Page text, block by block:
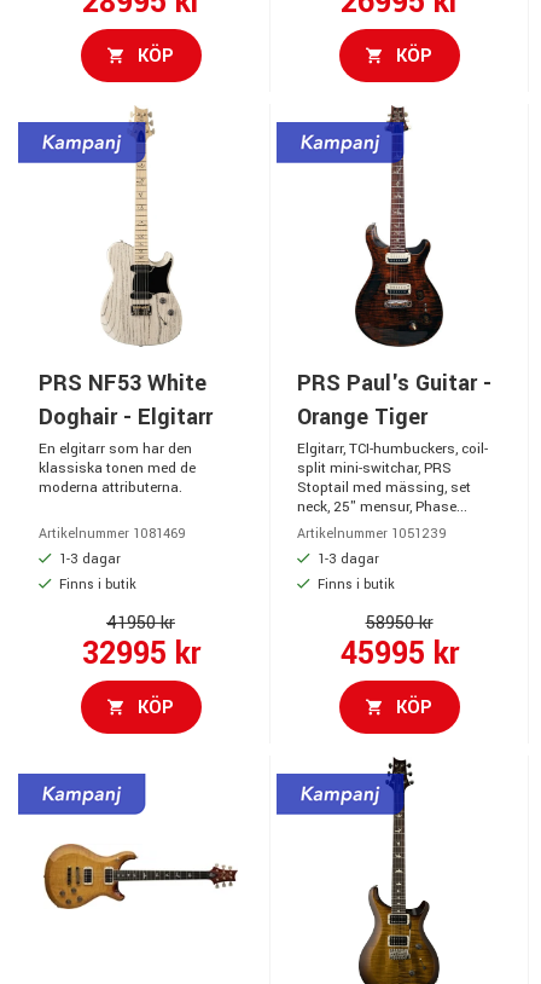
KÖP KÖP
PRS NF53 White
Doghair - Elgitarr
En elgitarr som har den
klassiska tonen med de
moderna attributerna.
Artikelnummer 1081469
1-3 dagar
Finns i butik
41950 kr
32995 kr
KÖP
PRS Paul's Guitar -
Orange Tiger
Elgitarr, TCI-humbuckers, coil-
split mini-switchar, PRS
Stoptail med mässing, set
neck, 25" mensur, Phase...
Artikelnummer 1051239
1-3 dagar
Finns i butik
58950 kr
45995 kr
KÖP